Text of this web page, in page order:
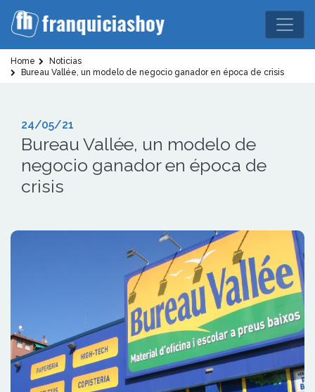
Home
Noticias
Bureau Vallée, un modelo de negocio ganador en época de crisis
24/05/21
Bureau Vallée, un modelo de
negocio ganador en época de
crisis